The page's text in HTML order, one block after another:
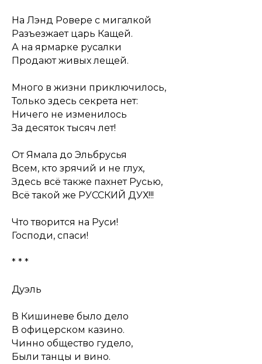
На Лэнд Ровере с мигалкой
Разъезжает царь Кащей.
А на ярмарке русалки
Продают живых лещей.
Много в жизни приключилось,
Только здесь секрета нет:
Ничего не изменилось
За десяток тысяч лет!
От Ямала до Эльбрусья
Всем, кто зрячий и не глух,
Здесь всё также пахнет Русью,
Всё такой же РУССКИЙ ДУХ!!!
Что творится на Руси!
Господи, спаси!
* * *
Дуэль
В Кишиневе было дело
В офицерском казино.
Чинно общество гудело,
Были танцы и вино.